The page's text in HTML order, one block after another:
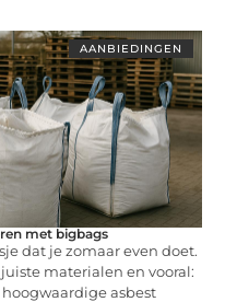
AANBIEDINGEN
met bigbags
dat je zomaar even doet.
materialen en vooral:
asbest